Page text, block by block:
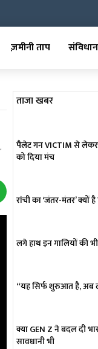
ज़मीनी ताप
ताजा खबर
पैलेट गन VICTIM से लेकर
को दिया मंच
रांची का ‘जंतर-मंतर’
लगे हाथ इन गालियों की
“यह सिर्फ शुरुआत है, अब
क्या GEN Z ने बदल दी
सावधानी भी